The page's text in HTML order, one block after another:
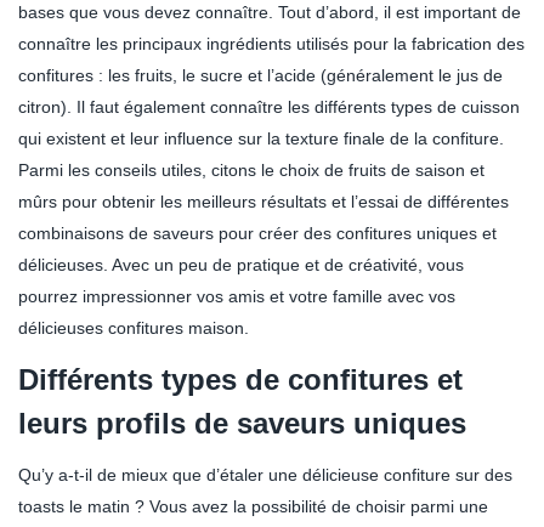
bases que vous devez connaître. Tout d’abord, il est important de
connaître les principaux ingrédients utilisés pour la fabrication des
confitures : les fruits, le sucre et l’acide (généralement le jus de
citron). Il faut également connaître les différents types de cuisson
qui existent et leur influence sur la texture finale de la confiture.
Parmi les conseils utiles, citons le choix de fruits de saison et
mûrs pour obtenir les meilleurs résultats et l’essai de différentes
combinaisons de saveurs pour créer des confitures uniques et
délicieuses. Avec un peu de pratique et de créativité, vous
pourrez impressionner vos amis et votre famille avec vos
délicieuses confitures maison.
Différents types de confitures et
leurs profils de saveurs uniques
Qu’y a-t-il de mieux que d’étaler une délicieuse confiture sur des
toasts le matin ? Vous avez la possibilité de choisir parmi une